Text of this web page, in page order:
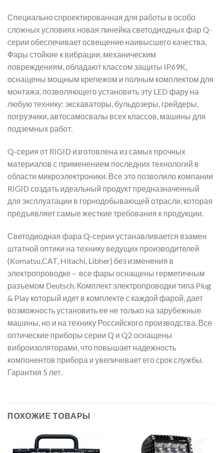
Специально спроектированная для работы в особо
сложных условиях новая линейка светодиодных фар Q-
серии обеспечивает освещение наивысшего качества.
Фары стойкие к вибрации, механическим
повреждениям, обладают классом защиты IP69K,
оснащены мощным крепежом и полным комплектом для
монтажа, позволяющего установить эту LED фару на
любую технику: экскаваторы, бульдозеры, грейдеры,
погрузчики, автосамосвалы всех классов, машины для
подземных работ.
Q-серия от RIGID изготовлена из самых прочных
материалов с применением последних технологий в
области микроэлектроники. Все это позволило компании
RIGID создать идеальный продукт предназначенный
для эксплуатации в горнодобывающей отрасли, которая
предъявляет самые жесткие требования к продукции.
Светодиодная фара Q-серии устанавливается взамен
штатной оптики на технику ведущих производителей
(Komatsu,CAT, Hitachi, Libher) без изменения в
электропроводке – все фары оснащены герметичным
разъемом Deutsch. Комплект электропроводки типа Plug
& Play который идет в комплекте с каждой фарой, дает
возможность установить ее не только на зарубежные
машины, но и на технику Российского производства. Все
оптические приборы серии Q и Q2 оснащены
виброизоляторами, что повышает надежность
компонентов прибора и увеличивает его срок службы.
Гарантия 5 лет.
ПОХОЖИЕ ТОВАРЫ